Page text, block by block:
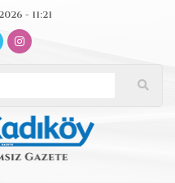
- 11:21